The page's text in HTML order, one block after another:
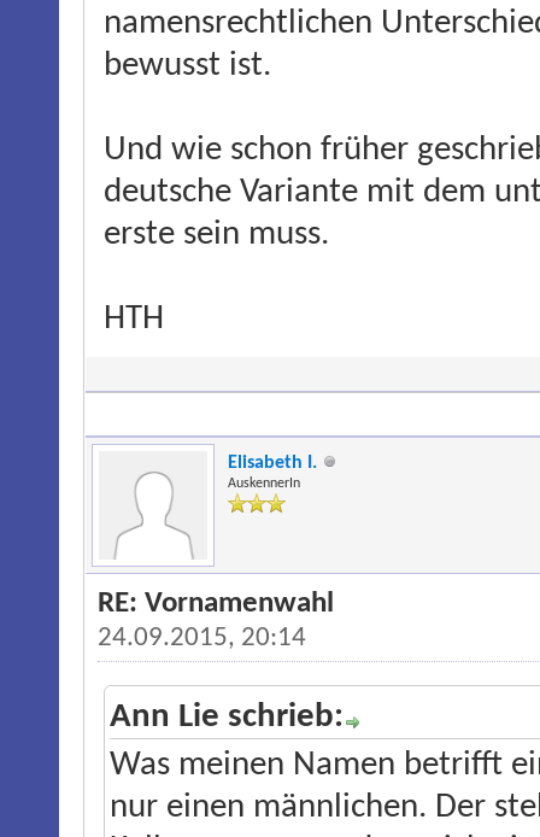
namensrechtlichen
bewusst ist.
Und wie schon früher
deutsche Variante mit dem
erste sein muss.
HTH
Elisabeth I.
AuskennerIn
RE: Vornamenwahl
24.09.2015, 20:14
Ann Lie schrieb:
Was meinen Namen betrifft
nur einen männlichen. Der